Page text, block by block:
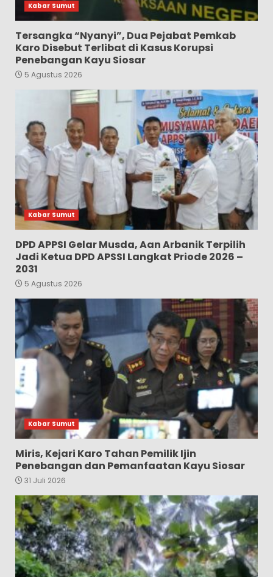
Kabar Sumut
Tersangka “Nyanyi”, Dua Pejabat Pemkab
Karo Disebut Terlibat di Kasus Korupsi
Penebangan Kayu Siosar
5 Agustus 2026
Kabar Sumut
DPD APPSI Gelar Musda, Aan Arbanik Terpilih
Jadi Ketua DPD APSSI Langkat Priode 2026 –
2031
5 Agustus 2026
Kabar Sumut
Miris, Kejari Karo Tahan Pemilik Ijin
Penebangan dan Pemanfaatan Kayu Siosar
31 Juli 2026